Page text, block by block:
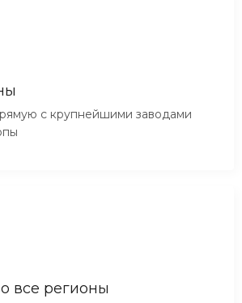
с крупнейшими заводами
все регионы